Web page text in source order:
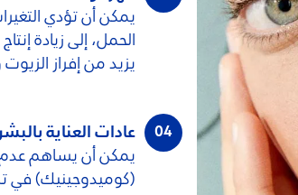
يمكن أن تؤدي
الحمل، إلى زيادة
يزيد من إفراز
عادات العناية
يمكن أن يساهم عدم
(كوميدوجينيك) في